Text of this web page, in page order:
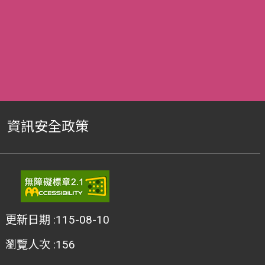
資訊安全政策
更新日期 115-08-10
瀏覽人次 156